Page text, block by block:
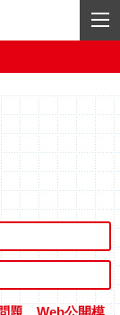
題、Web公開模